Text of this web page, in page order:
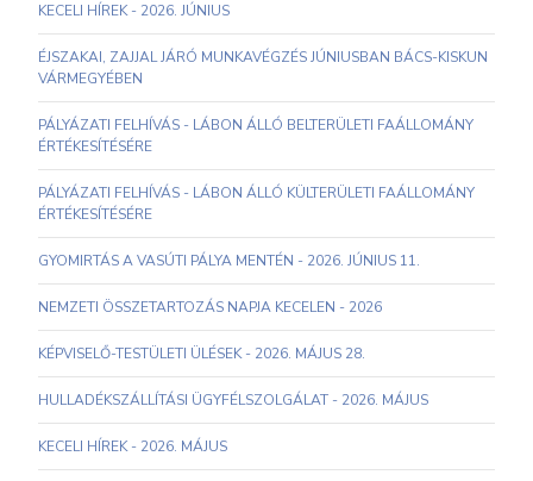
KECELI HÍREK - 2026. JÚNIUS
ÉJSZAKAI, ZAJJAL JÁRÓ MUNKAVÉGZÉS JÚNIUSBAN BÁCS-KISKUN
VÁRMEGYÉBEN
PÁLYÁZATI FELHÍVÁS - LÁBON ÁLLÓ BELTERÜLETI FAÁLLOMÁNY
ÉRTÉKESÍTÉSÉRE
PÁLYÁZATI FELHÍVÁS - LÁBON ÁLLÓ KÜLTERÜLETI FAÁLLOMÁNY
ÉRTÉKESÍTÉSÉRE
GYOMIRTÁS A VASÚTI PÁLYA MENTÉN - 2026. JÚNIUS 11.
NEMZETI ÖSSZETARTOZÁS NAPJA KECELEN - 2026
KÉPVISELŐ-TESTÜLETI ÜLÉSEK - 2026. MÁJUS 28.
HULLADÉKSZÁLLÍTÁSI ÜGYFÉLSZOLGÁLAT - 2026. MÁJUS
KECELI HÍREK - 2026. MÁJUS